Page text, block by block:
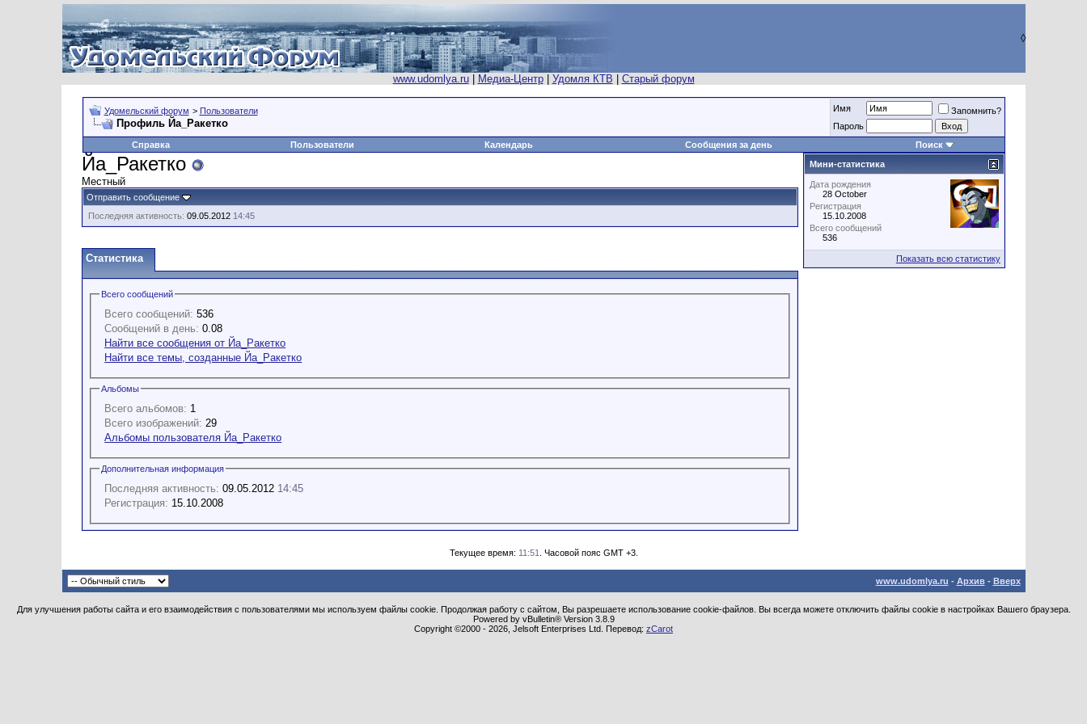
◊
www.udomlya.ru| Медиа-Центр| Удомля КТВ Старый форум
Удомельский форум > Пользователи
Профиль Йа_Ракетко
Имя
Запомнить?
Пароль
Справка
Пользователи Календарь Сообщения за день Поиск
Йа_Ракетко
Местный
Отправить сообщение
Последняя активность: 09.05.2012 14:45
Статистика
Всего сообщений
Всего сообщений: 536
Сообщений в день: 0.08
Найти все сообщения от Йа_Ракетко
Найти все темы, созданные Йа_Ракетко
Альбомы
Всего альбомов: 1
Всего изображений: 29
Альбомы пользователя Йа_Ракетко
Дополнительная информация
Последняя активность: 09.05.2012 14:45
Регистрация: 15.10.2008
Мини-статистика
Дата рождения
28 October
Регистрация
15.10.2008
Всего сообщений
536
Показать всю статистику
Текущее время: 11:51 . Часовой пояс GMT +3.
www.udomlya.ru - Архив- Вверх
Для улучшения работы сайта и его взаимодействия с пользователями мы используем файлы cookie. Продолжая работу с сайтом, Вы разрешаете использование cookie-файлов. Вы всегда можете отключить файлы cookie в настройках Вашего браузера.
Powered by vBulletin® Version 3.8.9
Copyright ©2000 - 2026, Jelsoft Enterprises Ltd. Перевод: zCarot